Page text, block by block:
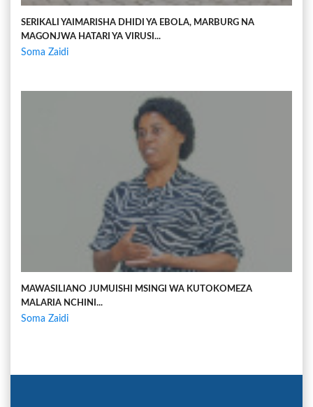
SERIKALI YAIMARISHA DHIDI YA EBOLA, MARBURG NA
MAGONJWA HATARI YA VIRUSI...
Soma Zaidi
MAWASILIANO JUMUISHI MSINGI WA KUTOKOMEZA
MALARIA NCHINI...
Soma Zaidi